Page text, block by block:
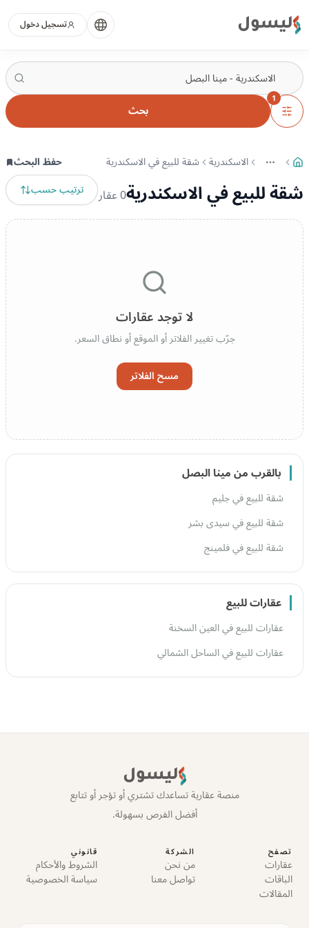
ليسول تسجيل دخول
1
بحث
More
عرض المزيد من المسارات
الاسكندرية شقة للبيع في الاسكندرية حفظ البحث
شقة للبيع في الاسكندرية0عقار ترتيب حسب
لا توجد عقارات
جرّب تغيير الفلاتر أو الموقع أو نطاق السعر.
مسح الفلاتر
بالقرب من مينا البصل
شقة للبيع في جليم
شقة للبيع في سيدى بشر
شقة للبيع في فلمينج
عقارات للبيع
عقارات للبيع في العين السخنة
عقارات للبيع في الساحل الشمالي
ليسول
منصة عقارية تساعدك تشتري أو تؤجر أو تتابع
أفضل الفرص بسهولة.
تصفح
عقارات
الباقات
المقالات
الشركة
من نحن
تواصل معنا
قانوني
الشروط والأحكام
سياسة الخصوصية